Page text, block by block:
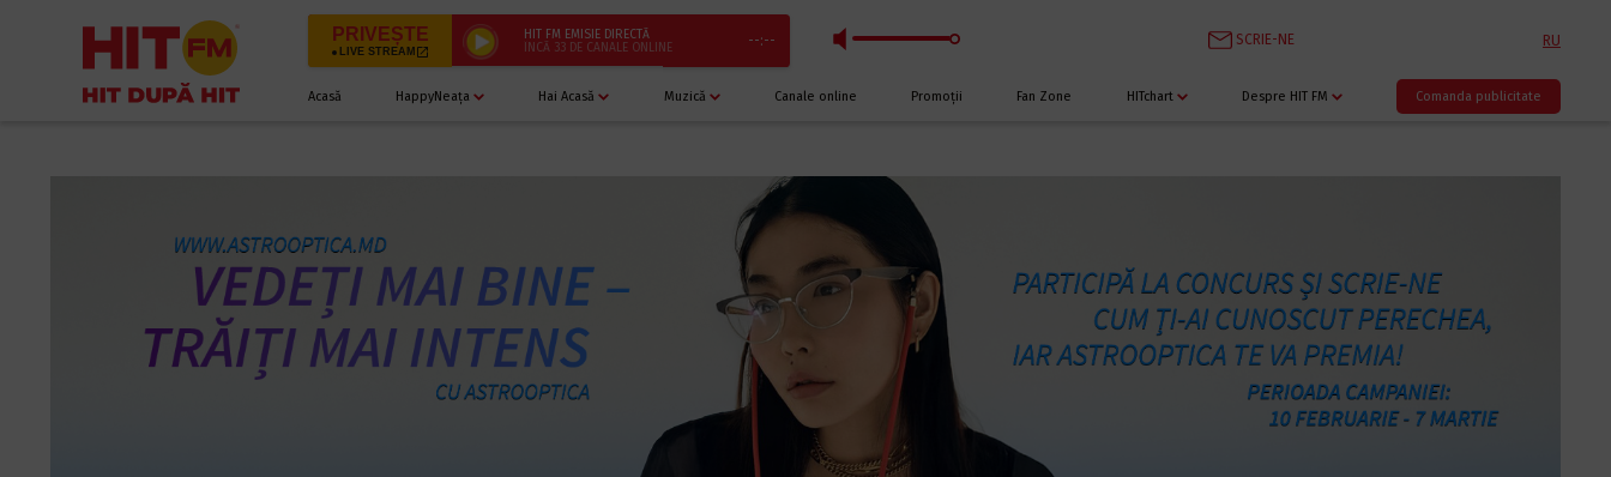
PRIVEȘTE
LIVE STREAM
HIT FM EMISIE DIRECTĂ
ÎNCĂ 33 DE CANALE ONLINE
--:-- SCRIE-NE RU
Acasă HappyNeața Hai Acasă Muzică Canale online Promoții Fan Zone HITchart Despre HIT FM Comanda publicitate